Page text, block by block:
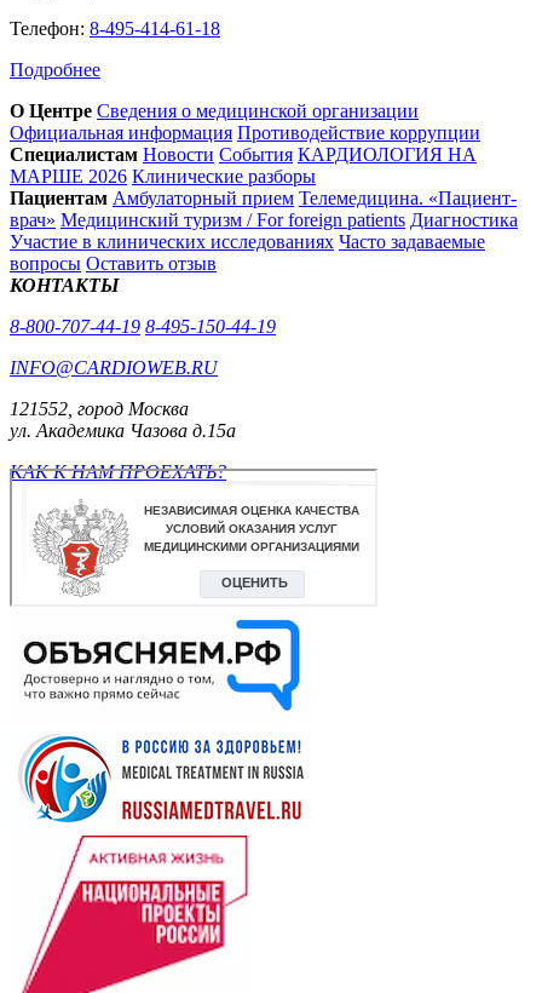
Телефон: 8-495-414-61-18
Подробнее
О Центре Сведения о медицинской организации
Официальная информация Противодействие коррупции
Специалистам Новости События КАРДИОЛОГИЯ НА
МАРШЕ 2026 Клинические разборы
Пациентам Амбулаторный прием Телемедицина. «Пациент-
врач» Медицинский туризм / For foreign patients Диагностика
Участие в клинических исследованиях Часто задаваемые
вопросы Оставить отзыв
КОНТАКТЫ
8-800-707-44-19 8-495-150-44-19
INFO@CARDIOWEB.RU
121552, город Москва
ул. Академика Чазова д.15а
КАК К НАМ ПРОЕХАТЬ?